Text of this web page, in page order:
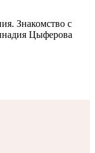
Знакомство с
Цыферова